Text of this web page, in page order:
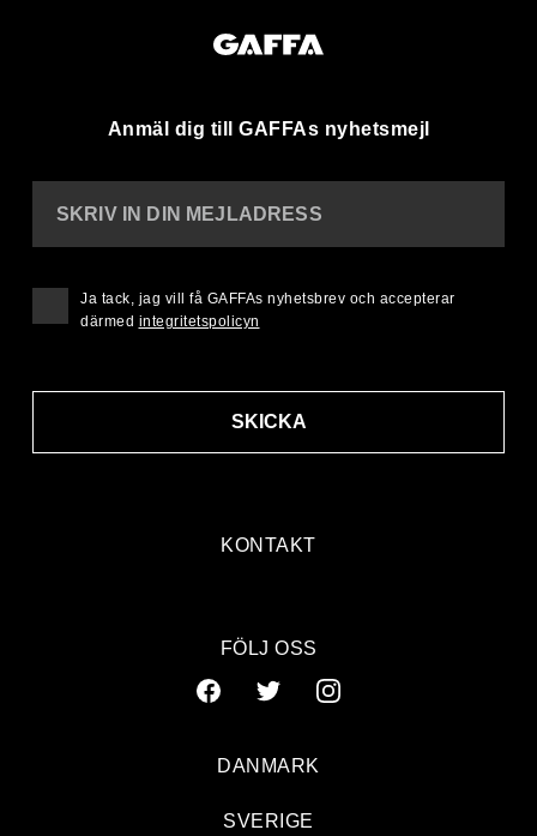
Anmäl dig till GAFFAs nyhetsmejl
KONTAKT
SKRIV IN DIN MEJLADRESS
SKICKA
Ja tack, jag vill få GAFFAs nyhetsbrev och accepterar
därmed integritetspolicyn
FÖLJ OSS
DANMARK
SVERIGE